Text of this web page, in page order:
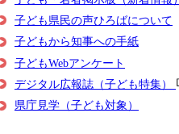
子ども県民の声ひろばについて
子どもから知事への手紙
子どもWebアンケート
デジタル広報誌（子ども特集）
県庁見学（子ども対象）